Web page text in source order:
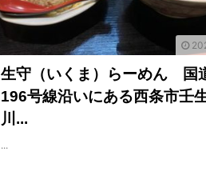
生守（いくま）らーめん 国
196号線沿いにある西条市壬
川...
...